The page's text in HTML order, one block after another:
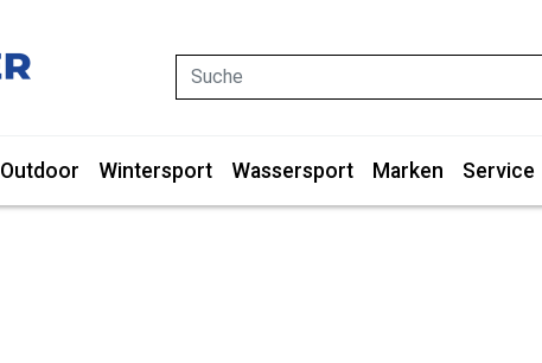
Suche
Outdoor Wintersport Wassersport Marken Service